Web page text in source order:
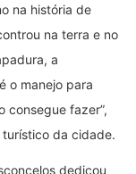
na história de
na terra e no
a
o manejo para
consegue fazer”,
da cidade.
dedicou